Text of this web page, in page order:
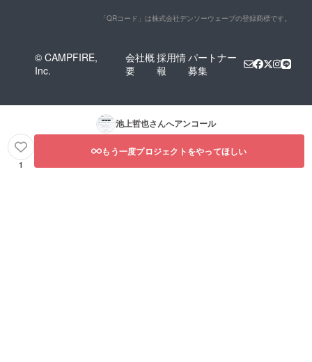
「QRコード」は株式会社デンソーウェーブの登録商標です。
© CAMPFIRE,
Inc.
会社概
要
採用情
報
パートナー
募集
池上哲也さんへアンコール
1
もう一度プロジェクトをやってほしい